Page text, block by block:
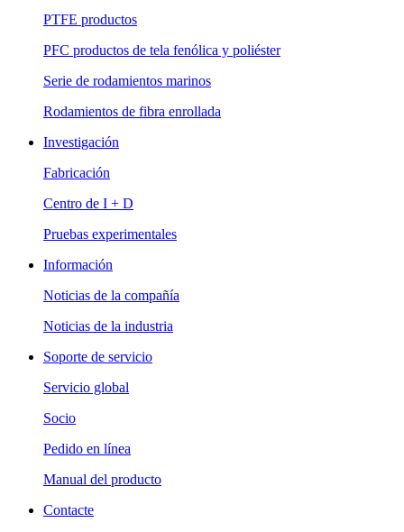
PTFE productos
PFC productos de tela fenólica y poliéster
Serie de rodamientos marinos
Rodamientos de fibra enrollada
Investigación
Fabricación
Centro de I + D
Pruebas experimentales
Información
Noticias de la compañía
Noticias de la industria
Soporte de servicio
Servicio global
Socio
Pedido en línea
Manual del producto
Contacte